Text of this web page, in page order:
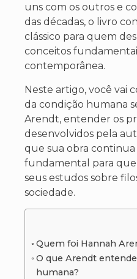
uns com os outros e
das décadas, o livro
clássico para quem
conceitos
contemporânea.
Neste artigo, você vai
da condição humana
Arendt, entender os
desenvolvidos pela
que sua obra
fundamental para
seus estudos sobre
sociedade.
Quem foi Hannah
O que Arendt
humana?